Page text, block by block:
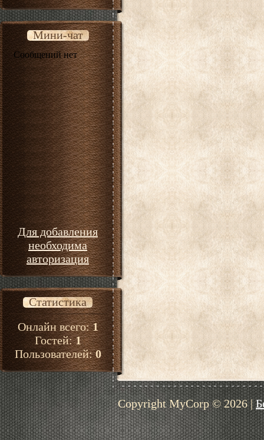
Мини-чат
Для добавления
необходима
авторизация
Статистика
Онлайн всего:1
Гостей:1
Пользователей:0
Copyright MyCorp © 2026|